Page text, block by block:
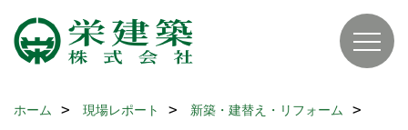
ホーム 現場レポート
新築・建替え・リフォーム